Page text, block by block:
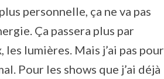
personnelle, ça ne va pas
Ça passera plus par
lumières. Mais j’ai pas pour
Pour les shows que j’ai déjà